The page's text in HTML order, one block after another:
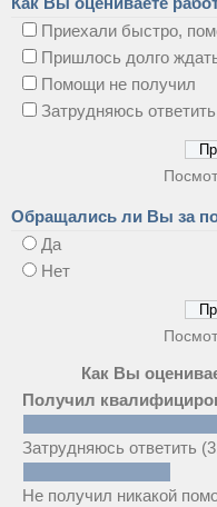
Приехали быстро,
Пришлось долго
Помощи не получил
Затрудняюсь ответить
Обращались ли Вы за
Да
Нет
Как Вы
Получил
Затрудняюсь ответить
Не получил никакой